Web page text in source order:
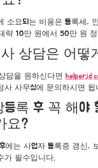
소요되는 비용은 등록세,
략 10만 원에서 50만 원 정
사 상담은 어떻
담을 원하신다면
사 사무실에 문의하시면 됩
록 후 꼭 해야
요?
에는 사업자 등록증 갱신,
가 필수입니다.